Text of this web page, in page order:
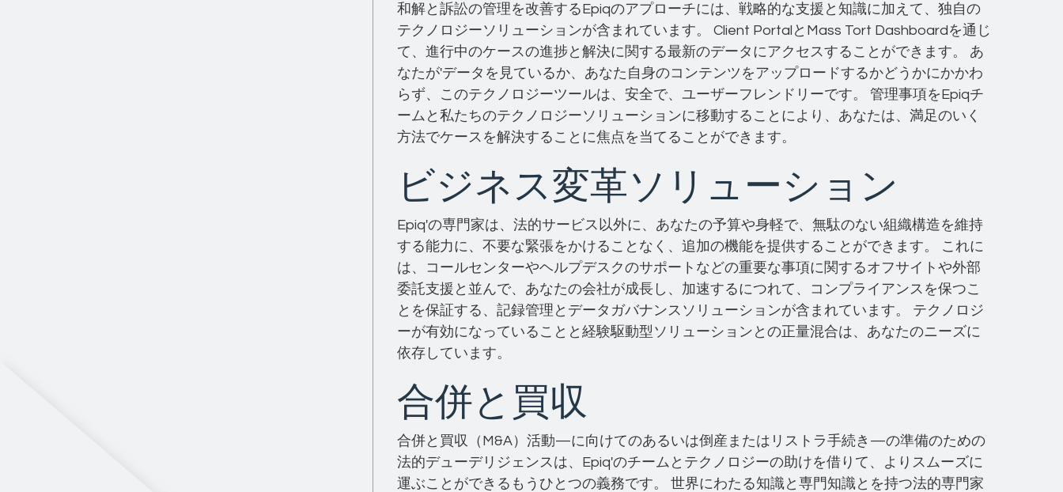
和解と訴訟の管理を改善するEpiqのアプローチには、戦略的な支援と知識に加えて、独自の
テクノロジーソリューションが含まれています。 Client PortalとMass Tort Dashboardを通じ
て、進行中のケースの進捗と解決に関する最新のデータにアクセスすることができます。 あ
なたが'データを見ているか、あなた自身のコンテンツをアップロードするかどうかにかかわ
らず、このテクノロジーツールは、安全で、ユーザーフレンドリーです。 管理事項をEpiqチ
ームと私たちのテクノロジーソリューションに移動することにより、あなたは、満足のいく
方法でケースを解決することに焦点を当てることができます。
ビジネス変革ソリューション
Epiq'の専門家は、法的サービス以外に、あなたの予算や身軽で、無駄のない組織構造を維持
する能力に、不要な緊張をかけることなく、追加の機能を提供することができます。 これに
は、コールセンターやヘルプデスクのサポートなどの重要な事項に関するオフサイトや外部
委託支援と並んで、あなたの会社が成長し、加速するにつれて、コンプライアンスを保つこ
とを保証する、記録管理とデータガバナンスソリューションが含まれています。 テクノロジ
ーが有効になっていることと経験駆動型ソリューションとの正量混合は、あなたのニーズに
依存しています。
合併と買収
合併と買収（M&A）活動—に向けてのあるいは倒産またはリストラ手続き—の準備のための
法的デューデリジェンスは、Epiq'のチームとテクノロジーの助けを借りて、よりスムーズに
運ぶことができるもうひとつの義務です。 世界にわたる知識と専門知識とを持つ法的専門家